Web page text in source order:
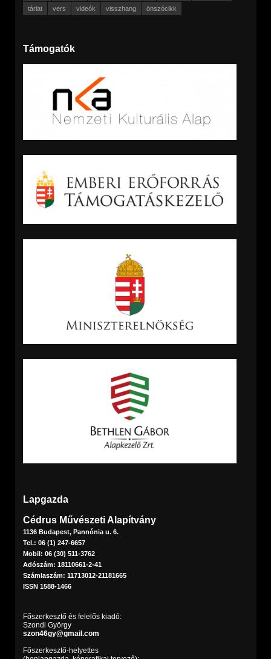
tárlat
vers videók visszhang önszócikk
Támogatók
Lapgazda
Cédrus Művészeti Alapítvány
1136 Budapest, Pannónia u. 6.
Tel.: 06 (1) 247-6657
Mobil: 06 (30) 511-3762
Adószám: 18110661-2-41
Számlaszám: 11713012-21181665
ISSN 1588-1466
Főszerkesztő és felelős kiadó:
Szondi György
szon46gy@gmail.com
Főszerkesztő-helyettes